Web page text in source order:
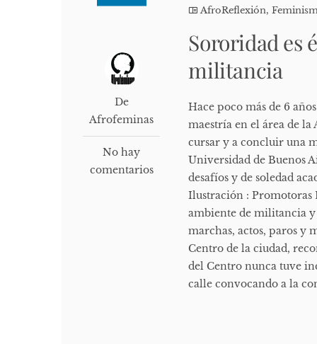
De
Afrofeminas
No hay
comentarios
AfroReflexión,
Sororidad es
militancia
Hace poco más de 6
maestría en el área de
cursar y a concluir una
Universidad de Buenos
desafíos y de soledad
Ilustración : Promotoras
ambiente de militancia
marchas, actos, paros y
Centro de la ciudad,
del Centro nunca tuve
calle convocando a la